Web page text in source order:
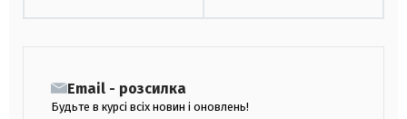
Email - розсилка
Будьте в курсі всіх новин і оновлень!